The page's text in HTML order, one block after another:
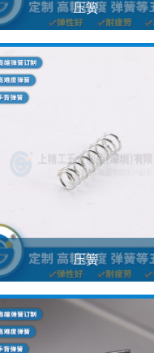
压簧
压簧